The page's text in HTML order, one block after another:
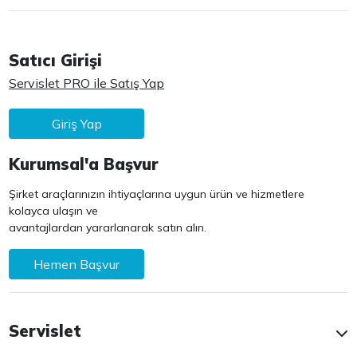
Satıcı Girişi
Servislet PRO ile Satış Yap
Giriş Yap
Kurumsal'a Başvur
Şirket araçlarınızın ihtiyaçlarına uygun ürün ve hizmetlere
kolayca ulaşın ve
avantajlardan yararlanarak satın alın.
Hemen Başvur
Servislet